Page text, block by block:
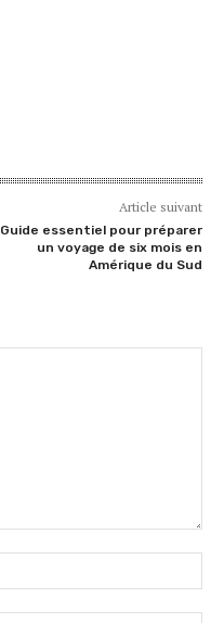
Article suivant
Guide essentiel pour préparer
un voyage de six mois en
Amérique du Sud
:*